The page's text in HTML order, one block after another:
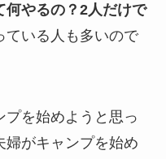
何やるの？2人だけで
ている人も多いので
を始めようと思っ
婦がキャンプを始め